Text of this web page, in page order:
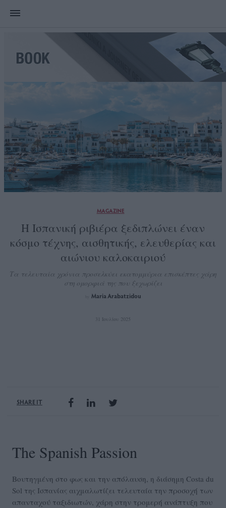
MAGAZINE
Η Ισπανική ριβιέρα ξεδιπλώνει έναν
κόσμο τέχνης, αισθητικής, ελευθερίας και
αιώνιου καλοκαιριού
Τα τελευταία χρόνια προσελκύει εκατομμύρια επισκέπτες χάρη
στη ομορφιά της που ξεχωρίζει
Maria Arabatzidou
31 Ιουλίου 2025
SHARE IT
The Spanish Passion
Βουτηγμένη στο φως και την απόλαυση, η διάσημη Costa du
Sol της Ισπανίας αιχμαλωτίζει τελευταία την προσοχή των
απανταχού ταξιδιωτών, χάρη στην τρομερή ανάπτυξη που